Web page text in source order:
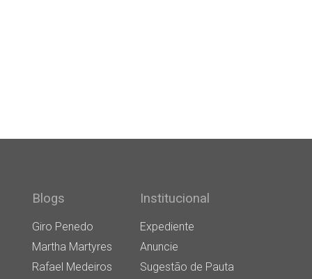
Blogs
Giro Penedo
Martha Martyres
Rafael Medeiros
Institucional
Expediente
Anuncie
Sugestão de Pauta